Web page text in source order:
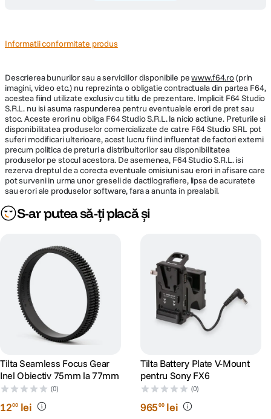
Informatii conformitate produs
Descrierea bunurilor sau a serviciilor disponibile pewww.f64.ro(prin
imagini, video etc.) nu reprezinta o obligatie contractuala din partea F64,
acestea fiind utilizate exclusiv cu titlu de prezentare. Implicit F64 Studio
S.R.L. nu isi asuma raspunderea pentru eventualele erori de pret sau
stoc. Aceste erori nu obliga F64 Studio S.R.L. la nicio actiune. Preturile si
disponibilitatea produselor comercializate de catre F64 Studio SRL pot
suferi modificari ulterioare, acest lucru fiind influentat de factori externi
precum politica de preturi a distribuitorilor sau disponibilitatea
produselor pe stocul acestora. De asemenea, F64 Studio S.R.L. isi
rezerva dreptul de a corecta eventuale omisiuni sau erori in afisare care
pot surveni in urma unor greseli de dactilografiere, lipsa de acuratete
sau erori ale produselor software, fara a anunta in prealabil.
S-ar putea să-ți placă și
Tilta Seamless Focus Gear
Inel Obiectiv 75mm la 77mm
(0)
1200 lei
Tilta Battery Plate V-Mount
pentru Sony FX6
(0)
96500 lei